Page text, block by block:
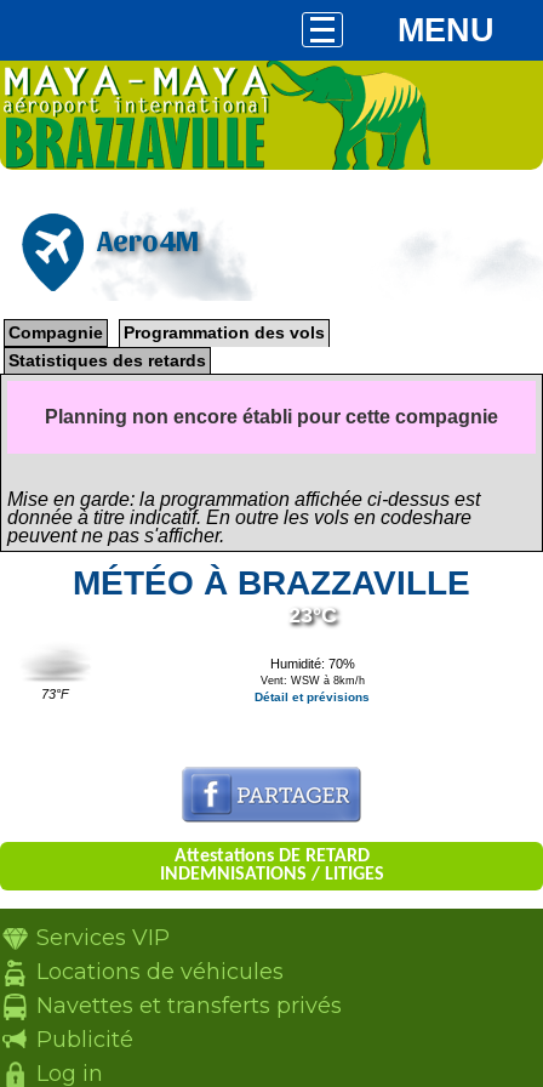
MENU
Aero4M
Compagnie
Programmation des vols
Statistiques des retards
Planning non encore établi pour cette compagnie
Mise en garde: la programmation affichée ci-dessus est
donnée à titre indicatif. En outre les vols en codeshare
peuvent ne pas s'afficher.
MÉTÉO À BRAZZAVILLE
73°F
23°C
Humidité: 70%
Vent: WSW à 8km/h
Détail et prévisions
Attestations DE RETARD
INDEMNISATIONS / LITIGES
Services VIP
Locations de véhicules
Navettes et transferts privés
Publicité
Log in